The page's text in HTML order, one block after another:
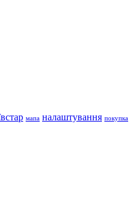
мапа налаштування покупка